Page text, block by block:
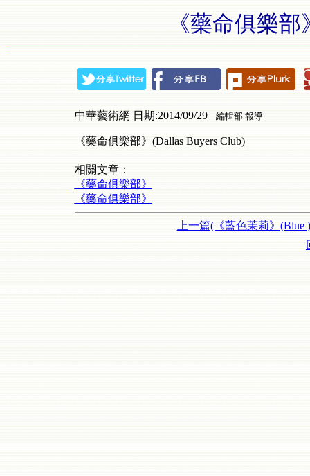
《藥命俱樂
中華藝術網 日期:2014/09/29 編輯部 報導
《藥命俱樂部》(Dallas Buyers Club)
相關文章：
《藥命俱樂部》
《藥命俱樂部》
上一篇(《藍色茉莉》(Blue )